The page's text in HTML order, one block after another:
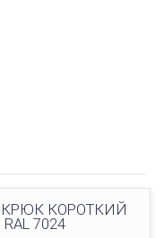
КРЮК КОРОТКИЙ
7024